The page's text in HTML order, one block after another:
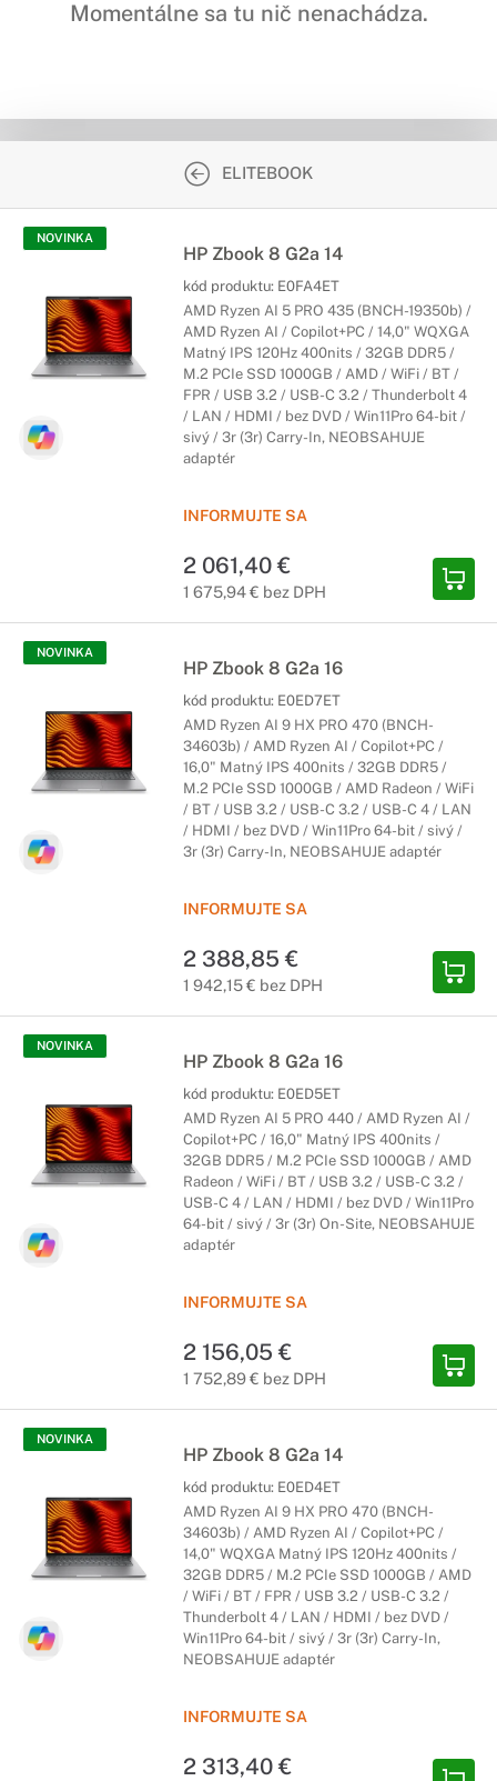
Momentálne sa tu nič nenachádza.
ELITEBOOK
NOVINKA
HP Zbook 8 G2a 14
kód produktu: E0FA4ET
AMD Ryzen AI 5 PRO 435 (BNCH-19350b) /
AMD Ryzen AI / Copilot+PC / 14,0" WQXGA
Matný IPS 120Hz 400nits / 32GB DDR5 /
M.2 PCIe SSD 1000GB / AMD / WiFi / BT /
FPR / USB 3.2 / USB-C 3.2 / Thunderbolt 4
/ LAN / HDMI / bez DVD / Win11Pro 64-bit /
sivý / 3r (3r) Carry-In, NEOBSAHUJE
adaptér
INFORMUJTE SA
2 061,40 €
1 675,94 € bez DPH
NOVINKA
HP Zbook 8 G2a 16
kód produktu: E0ED7ET
AMD Ryzen AI 9 HX PRO 470 (BNCH-
34603b) / AMD Ryzen AI / Copilot+PC /
16,0" Matný IPS 400nits / 32GB DDR5 /
M.2 PCIe SSD 1000GB / AMD Radeon / WiFi
/ BT / USB 3.2 / USB-C 3.2 / USB-C 4 / LAN
/ HDMI / bez DVD / Win11Pro 64-bit / sivý /
3r (3r) Carry-In, NEOBSAHUJE adaptér
INFORMUJTE SA
2 388,85 €
1 942,15 € bez DPH
NOVINKA
HP Zbook 8 G2a 16
kód produktu: E0ED5ET
AMD Ryzen AI 5 PRO 440 / AMD Ryzen AI /
Copilot+PC / 16,0" Matný IPS 400nits /
32GB DDR5 / M.2 PCIe SSD 1000GB / AMD
Radeon / WiFi / BT / USB 3.2 / USB-C 3.2 /
USB-C 4 / LAN / HDMI / bez DVD / Win11Pro
64-bit / sivý / 3r (3r) On-Site, NEOBSAHUJE
adaptér
INFORMUJTE SA
2 156,05 €
1 752,89 € bez DPH
NOVINKA
HP Zbook 8 G2a 14
kód produktu: E0ED4ET
AMD Ryzen AI 9 HX PRO 470 (BNCH-
34603b) / AMD Ryzen AI / Copilot+PC /
14,0" WQXGA Matný IPS 120Hz 400nits /
32GB DDR5 / M.2 PCIe SSD 1000GB / AMD
/ WiFi / BT / FPR / USB 3.2 / USB-C 3.2 /
Thunderbolt 4 / LAN / HDMI / bez DVD /
Win11Pro 64-bit / sivý / 3r (3r) Carry-In,
NEOBSAHUJE adaptér
INFORMUJTE SA
2 313,40 €